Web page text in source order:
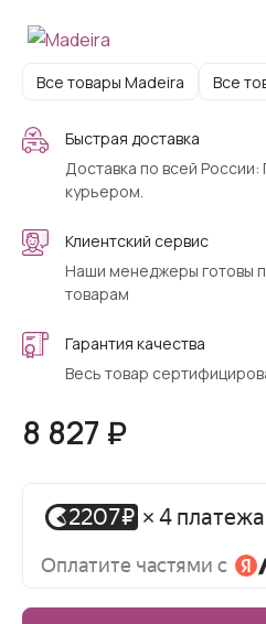
Все товары Madeira Все
Быстрая доставка
Доставка по всей
курьером.
Клиентский сервис
Наши менеджеры готовы
товарам
Гарантия качества
Весь товар
8 827 ₽